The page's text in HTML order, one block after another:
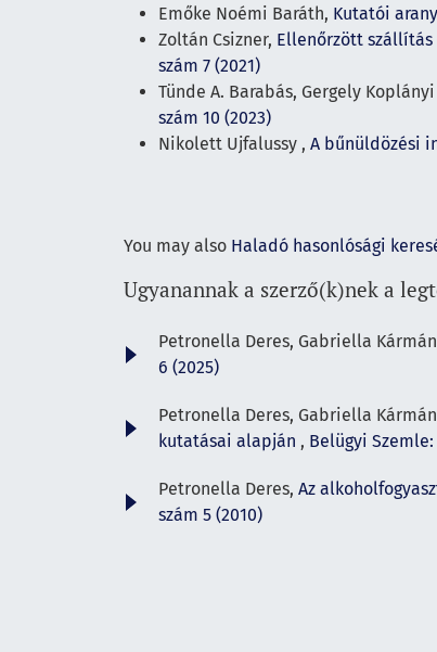
Emőke Noémi Baráth, Kutatói
Zoltán Csizner, Ellenőrzött szállítás
szám 7 (2021)
Tünde A. Barabás, Gergely Koplányi
szám 10 (2023)
Nikolett Ujfalussy , A bűnüldözési
You may also Haladó hasonlósági
Ugyanannak a szerző(k)nek a
Petronella Deres, Gabriella
6 (2025)
Petronella Deres, Gabriella
kutatásai alapján , Belügyi Szemle:
Petronella Deres, Az
szám 5 (2010)